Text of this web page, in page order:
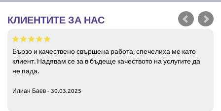
КЛИЕНТИТЕ ЗА НАС
Бързо и качествено свършена работа, спечелиха ме като
клиент. Надявам се за в бъдеще качеството на услугите да
не пада.
Илиан Баев - 30.03.2025